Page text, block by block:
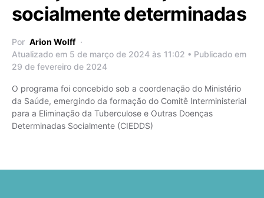
socialmente determinadas
Por Arion Wolff
Atualizado em 5 de março de 2024 às 11:02 • Publicado em
29 de fevereiro de 2024
O programa foi concebido sob a coordenação do Ministério
da Saúde, emergindo da formação do Comitê Interministerial
para a Eliminação da Tuberculose e Outras Doenças
Determinadas Socialmente (CIEDDS)